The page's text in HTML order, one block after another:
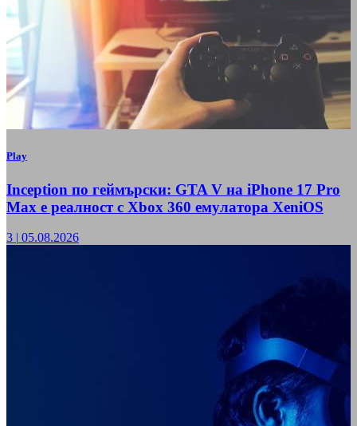
Play
Inception по геймърски: GTA V на iPhone 17 Pro
Max е реалност с Xbox 360 емулатора XeniOS
3 | 05.08.2026